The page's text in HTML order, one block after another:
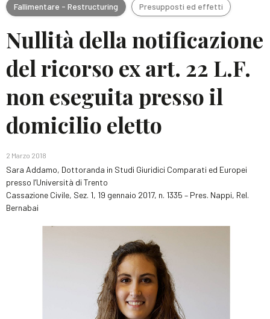
Fallimentare - Restructuring Presupposti ed effetti
Nullità della notificazione
del ricorso ex art. 22 L.F.
non eseguita presso il
domicilio eletto
2 Marzo 2018
Sara Addamo, Dottoranda in Studi Giuridici Comparati ed Europei
presso l’Università di Trento
Cassazione Civile, Sez. 1, 19 gennaio 2017, n. 1335 – Pres. Nappi, Rel.
Bernabai